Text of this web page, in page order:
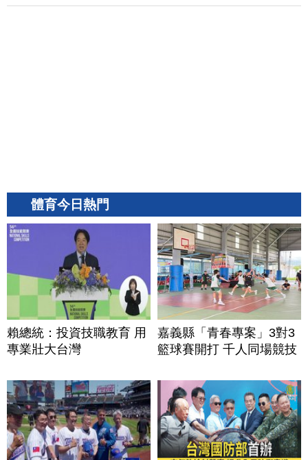
體育今日熱門
賴總統：投資技職教育 用
專業壯大台灣
嘉義縣「青春專案」3對3
籃球賽開打 千人同場競技